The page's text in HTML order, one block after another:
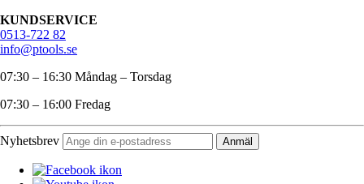
KUNDSERVICE
0513-722 82
info@ptools.se
07:30 – 16:30 Måndag – Torsdag
07:30 – 16:00 Fredag
Nyhetsbrev